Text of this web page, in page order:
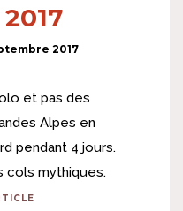
2017
et pas des
Alpes en
pendant 4 jours.
cols mythiques.